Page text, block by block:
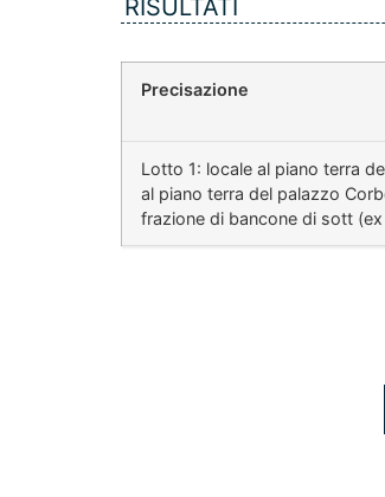
RISULTATI
Precisazione
Lotto 1: locale al piano terra
al piano terra del palazzo
frazione di bancone di sott